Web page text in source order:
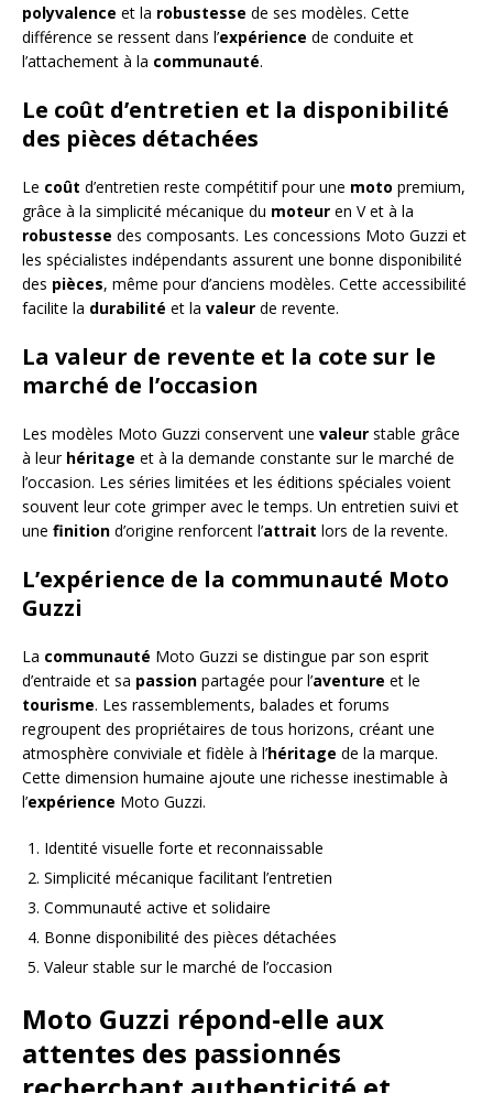
polyvalence et la robustesse de ses modèles. Cette
différence se ressent dans l’expérience de conduite et
l’attachement à la communauté.
Le coût d’entretien et la disponibilité
des pièces détachées
Le coût d’entretien reste compétitif pour une moto premium,
grâce à la simplicité mécanique du moteur en V et à la
robustesse des composants. Les concessions Moto Guzzi et
les spécialistes indépendants assurent une bonne disponibilité
des pièces, même pour d’anciens modèles. Cette accessibilité
facilite la durabilité et la valeur de revente.
La valeur de revente et la cote sur le
marché de l’occasion
Les modèles Moto Guzzi conservent une valeur stable grâce
à leur héritage et à la demande constante sur le marché de
l’occasion. Les séries limitées et les éditions spéciales voient
souvent leur cote grimper avec le temps. Un entretien suivi et
une finition d’origine renforcent l’attrait lors de la revente.
L’expérience de la communauté Moto
Guzzi
La communauté Moto Guzzi se distingue par son esprit
d’entraide et sa passion partagée pour l’aventure et le
tourisme. Les rassemblements, balades et forums
regroupent des propriétaires de tous horizons, créant une
atmosphère conviviale et fidèle à l’héritage de la marque.
Cette dimension humaine ajoute une richesse inestimable à
l’expérience Moto Guzzi.
Identité visuelle forte et reconnaissable
Simplicité mécanique facilitant l’entretien
Communauté active et solidaire
Bonne disponibilité des pièces détachées
Valeur stable sur le marché de l’occasion
Moto Guzzi répond-elle aux
attentes des passionnés